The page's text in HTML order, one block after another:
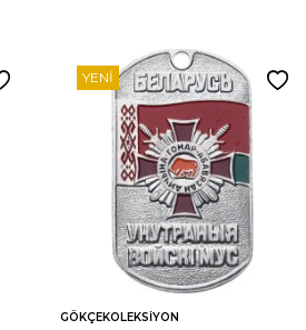
YENI
Sepete
Ekle
GÖKÇEKOLEKSIYON